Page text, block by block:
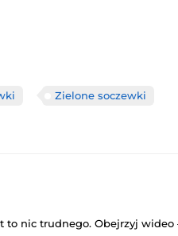
Zielone soczewki
to nic trudnego. Obejrzyj